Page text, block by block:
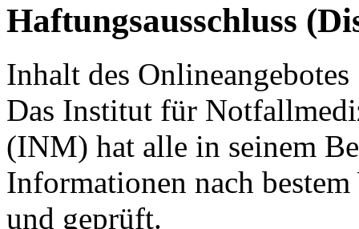
Haftungsausschluss
Inhalt des Onlineangebotes
Das Institut für
(INM) hat alle in seinem
Informationen nach
und geprüft.